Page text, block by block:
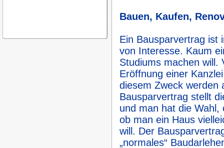
Bauen, Kaufen,
Ein Bausparvertrag ist
von Interesse. Kaum
Studiums machen will.
Eröffnung einer
diesem Zweck werden
Bausparvertrag stellt
und man hat die
ob man ein Haus
will. Der
„normales“